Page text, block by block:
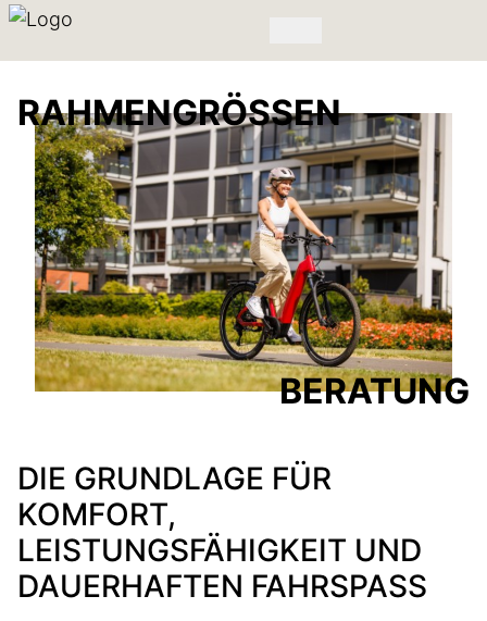
RAHMENGRÖSSEN
BERATUNG
DIE GRUNDLAGE FÜR
KOMFORT,
LEISTUNGSFÄHIGKEIT UND
DAUERHAFTEN FAHRSPASS